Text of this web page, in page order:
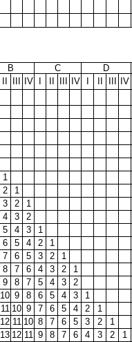
B C D
IV IV IV
1
2
1
3 2
1
4 3
2
5 4 3
1
6 5 4 2
1
7 6 5 3 2
1
8 7 6 4 3 2
1
9 8 7 5 4 3
2
10 9 8 6 5 4 3
1
11 10 9 7 6 5 4 2
1
12 11 10 8 7 6 5 3 2
1
13 12 11 9 8 7 6 4 3 2
1